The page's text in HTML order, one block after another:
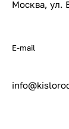
Москва, ул.
E-mail